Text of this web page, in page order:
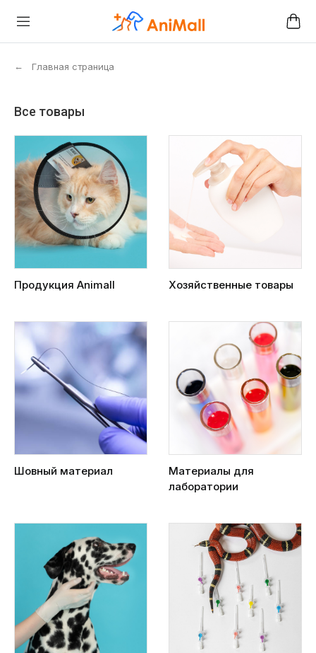
← Главная страница
Все товары
Продукция Animall Хозяйственные товары
Шовный материал
Материалы для
лаборатории